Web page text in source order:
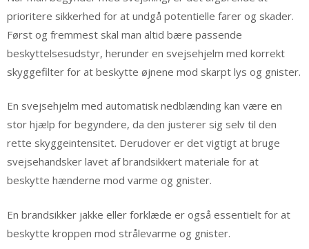
prioritere sikkerhed for at undgå potentielle farer og skader.
Først og fremmest skal man altid bære passende
beskyttelsesudstyr, herunder en svejsehjelm med korrekt
skyggefilter for at beskytte øjnene mod skarpt lys og gnister.
En svejsehjelm med automatisk nedblænding kan være en
stor hjælp for begyndere, da den justerer sig selv til den
rette skyggeintensitet. Derudover er det vigtigt at bruge
svejsehandsker lavet af brandsikkert materiale for at
beskytte hænderne mod varme og gnister.
En brandsikker jakke eller forklæde er også essentielt for at
beskytte kroppen mod strålevarme og gnister.